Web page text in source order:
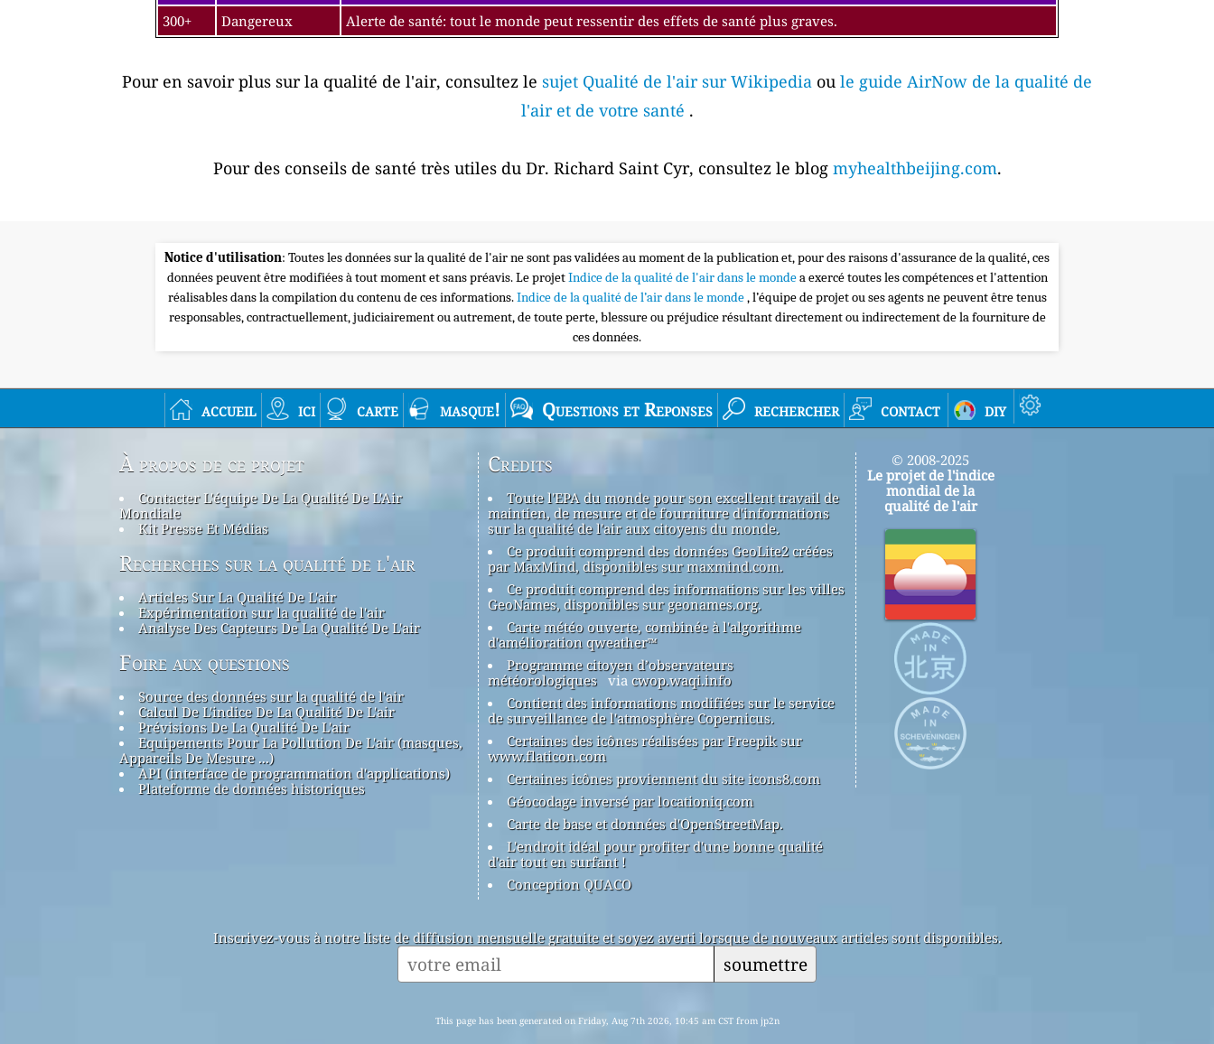
300+
Dangereux Alerte de santé: tout le monde peut ressentir des effets de santé plus graves.
Pour en savoir plus sur la qualité de l'air, consultez le sujet Qualité de l'air sur Wikipedia ou le guide AirNow de la qualité de
l'air et de votre santé .
Pour des conseils de santé très utiles du Dr. Richard Saint Cyr, consultez le blog myhealthbeijing.com.
Notice d'utilisation: Toutes les données sur la qualité de l'air ne sont pas validées au moment de la publication et, pour des raisons d'assurance de la qualité, ces
données peuvent être modifiées à tout moment et sans préavis. Le projetIndice de la qualité de l'air dans le mondea exercé toutes les compétences et l'attention
réalisables dans la compilation du contenu de ces informations.Indice de la qualité de l’air dans le monde, l’équipe de projet ou ses agents ne peuvent être tenus
responsables, contractuellement, judiciairement ou autrement, de toute perte, blessure ou préjudice résultant directement ou indirectement de la fourniture de
ces données.
accueil ici carte masque! Questions et Reponses rechercher contact diy
À propos de ce projet
Contacter L'équipe De La Qualité De L'Air
Mondiale
Kit Presse Et Médias
Recherches sur la qualité de l'air
Articles Sur La Qualité De L'air
Expérimentation sur la qualité de l'air
Analyse Des Capteurs De La Qualité De L'air
Foire aux questions
Source des données sur la qualité de l'air
Calcul De L'indice De La Qualité De L'air
Prévisions De La Qualité De L'air
Equipements Pour La Pollution De L'air (masques,
Appareils De Mesure ...)
API (interface de programmation d'applications)
Plateforme de données historiques
Credits
Toute l'EPA du monde pour son excellent travail de
maintien, de mesure et de fourniture d'informations
sur la qualité de l'air aux citoyens du monde.
Ce produit comprend des données GeoLite2 créées
par MaxMind, disponibles sur maxmind.com.
Ce produit comprend des informations sur les villes
GeoNames, disponibles sur geonames.org.
Carte météo ouverte, combinée à l'algorithme
d'amélioration qweather™
Programme citoyen d’observateurs
météorologiques via cwop.waqi.info
Contient des informations modifiées sur le service
de surveillance de l'atmosphère Copernicus.
Certaines des icônes réalisées par Freepik sur
www.flaticon.com
Certaines icônes proviennent du site icons8.com
Géocodage inversé par locationiq.com
Carte de base et données d'OpenStreetMap.
L'endroit idéal pour profiter d'une bonne qualité
d'air tout en surfant !
Conception QUACO
© 2008-2025
Le projet de l'indice
mondial de la
qualité de l'air
Inscrivez-vous à notre liste de diffusion mensuelle gratuite et soyez averti lorsque de nouveaux articles sont disponibles.
soumettre
This page has been generated on Friday, Aug 7th 2026, 10:45 am CST from jp2n